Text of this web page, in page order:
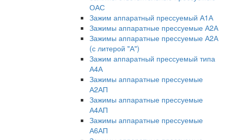
ОАС
Зажим аппаратный прессуемый А1А
Зажимы аппаратные прессуемые А2А
Зажимы аппаратные прессуемые А2А
(с литерой "А")
Зажим аппаратный прессуемый типа
А4А
Зажимы аппаратные прессуемые
А2АП
Зажимы аппаратные прессуемые
А4АП
Зажимы аппаратные прессуемые
А6АП